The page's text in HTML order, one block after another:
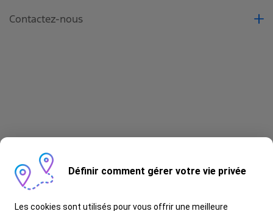
Contactez-nous
Définir comment gérer votre vie privée
Les cookies sont utilisés pour vous offrir une meilleure